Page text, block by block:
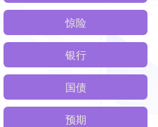
惊险
银行
国债
预期